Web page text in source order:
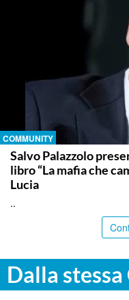
COMMUNITY
Salvo Palazzolo
libro “La mafia che
Lucia
..
Dalla
TRAPANI